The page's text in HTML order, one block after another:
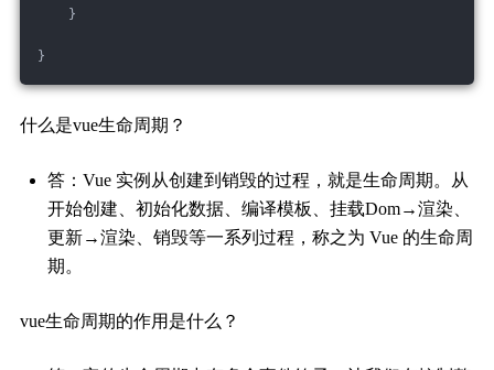
}
}
什么是vue生命周期？
答：Vue 实例从创建到销毁的过程，就是生命周期。从
开始创建、初始化数据、编译模板、挂载Dom→渲染、
更新→渲染、销毁等一系列过程，称之为 Vue 的生命周
期。
vue生命周期的作用是什么？